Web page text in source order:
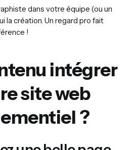
dans votre équipe (ou un
la création. Un regard pro fait
!
intégrer
site web
?